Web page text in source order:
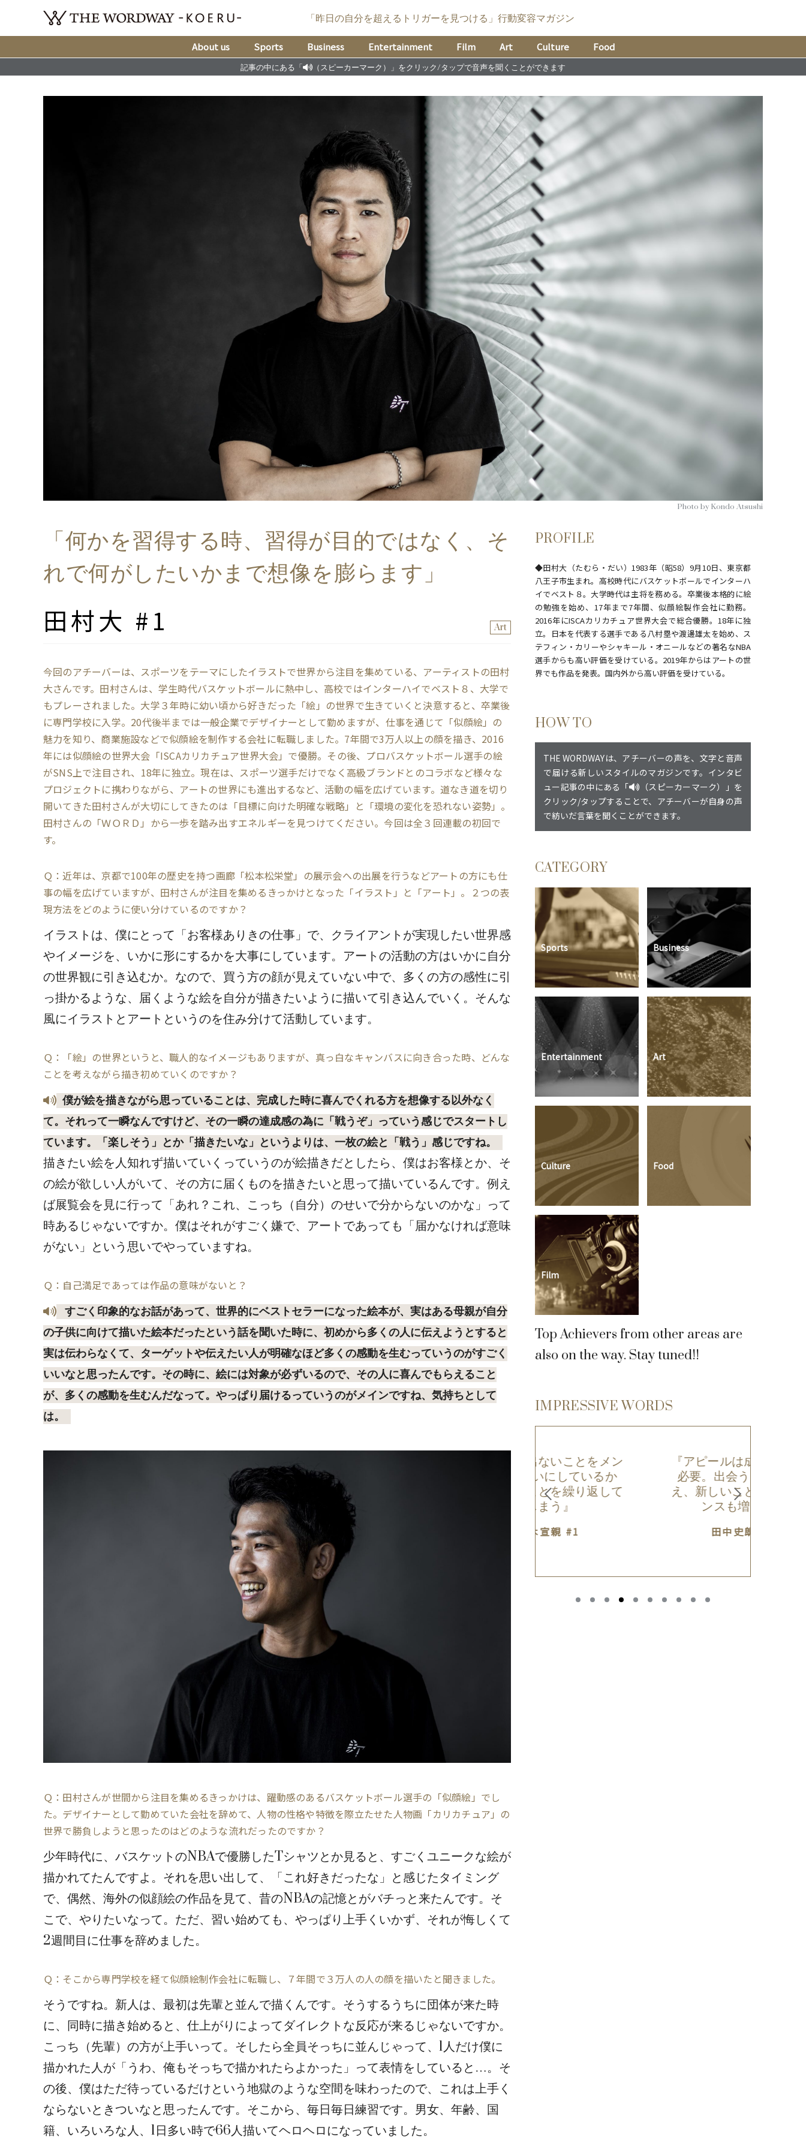
「昨日の自分を超えるトリガーを見つける」 行動変容マガジン
About us Sports Business Entertainment Film Art Culture Food
記事の中にある「 （スピーカーマーク）」をクリック/タップで音声を聞くことができます
Photo by Kondo Atsushi
「何かを習得する時、習得が目的ではなく、そ
れで何がしたいかまで想像を膨らます」
田村大 #1 Art
今回のアチーバーは、スポーツをテーマにしたイラストで世界から注目を集めている、アーティストの田村
大さんです。田村さんは、学生時代バスケットボールに熱中し、高校ではインターハイでベスト８、大学で
もプレーされました。大学３年時に幼い頃から好きだった「絵」の世界で生きていくと決意すると、卒業後
に専門学校に入学。20代後半までは一般企業でデザイナーとして勤めますが、仕事を通じて「似顔絵」の
魅力を知り、商業施設などで似顔絵を制作する会社に転職しました。7年間で3万人以上の顔を描き、2016
年には似顔絵の世界大会「ISCAカリカチュア世界大会」で優勝。その後、プロバスケットボール選手の絵
がSNS上で注目され、18年に独立。現在は、スポーツ選手だけでなく高級ブランドとのコラボなど様々な
プロジェクトに携わりながら、アートの世界にも進出するなど、活動の幅を広げています。道なき道を切り
開いてきた田村さんが大切にしてきたのは「目標に向けた明確な戦略」と「環境の変化を恐れない姿勢」。
田村さんの「ＷＯＲＤ」から一歩を踏み出すエネルギーを見つけてください。今回は全３回連載の初回で
す。
Ｑ：近年は、京都で100年の歴史を持つ画廊「松本松栄堂」の展示会への出展を行うなどアートの方にも仕
事の幅を広げていますが、田村さんが注目を集めるきっかけとなった「イラスト」と「アート」。２つの表
現方法をどのように使い分けているのですか？
イラストは、僕にとって「お客様ありきの仕事」で、クライアントが実現したい世界感
やイメージを、いかに形にするかを大事にしています。アートの活動の方はいかに自分
の世界観に引き込むか。なので、買う方の顔が見えていない中で、多くの方の感性に引
っ掛かるような、届くような絵を自分が描きたいように描いて引き込んでいく。そんな
風にイラストとアートというのを住み分けて活動しています。
Ｑ：「絵」の世界というと、職人的なイメージもありますが、真っ白なキャンバスに向き合った時、どんな
ことを考えながら描き初めていくのですか？
僕が絵を描きながら思っていることは、完成した時に喜んでくれる方を想像する以外なく
て。それって一瞬なんですけど、その一瞬の達成感の為に「戦うぞ」っていう感じでスタートし
ています。「楽しそう」とか「描きたいな」というよりは、一枚の絵と「戦う」感じですね。
描きたい絵を人知れず描いていくっていうのが絵描きだとしたら、僕はお客様とか、そ
の絵が欲しい人がいて、その方に届くものを描きたいと思って描いているんです。例え
ば展覧会を見に行って「あれ？これ、こっち（自分）のせいで分からないのかな」って
時あるじゃないですか。僕はそれがすごく嫌で、アートであっても「届かなければ意味
がない」という思いでやっていますね。
Ｑ：自己満足であっては作品の意味がないと？
すごく印象的なお話があって、世界的にベストセラーになった絵本が、実はある母親が自分
の子供に向けて描いた絵本だったという話を聞いた時に、初めから多くの人に伝えようとすると
実は伝わらなくて、ターゲットや伝えたい人が明確なほど多くの感動を生むっていうのがすごく
いいなと思ったんです。その時に、絵には対象が必ずいるので、その人に喜んでもらえること
が、多くの感動を生むんだなって。やっぱり届けるっていうのがメインですね、気持ちとして
は。
Ｑ：田村さんが世間から注目を集めるきっかけは、躍動感のあるバスケットボール選手の「似顔絵」でし
た。デザイナーとして勤めていた会社を辞めて、人物の性格や特徴を際立たせた人物画「カリカチュア」の
世界で勝負しようと思ったのはどのような流れだったのですか？
少年時代に、バスケットのNBAで優勝したTシャツとか見ると、すごくユニークな絵が
描かれてたんですよ。それを思い出して、「これ好きだったな」と感じたタイミング
で、偶然、海外の似顔絵の作品を見て、昔のNBAの記憶とがバチっと来たんです。そ
こで、やりたいなって。ただ、習い始めても、やっぱり上手くいかず、それが悔しくて
2週間目に仕事を辞めました。
Ｑ：そこから専門学校を経て似顔絵制作会社に転職し、７年間で３万人の人の顔を描いたと聞きました。
そうですね。新人は、最初は先輩と並んで描くんです。そうするうちに団体が来た時
に、同時に描き始めると、仕上がりによってダイレクトな反応が来るじゃないですか。
こっち（先輩）の方が上手いって。そしたら全員そっちに並んじゃって、1人だけ僕に
描かれた人が「うわ、俺もそっちで描かれたらよかった」って表情をしていると…。そ
の後、僕はただ待っているだけという地獄のような空間を味わったので、これは上手く
ならないときついなと思ったんです。そこから、毎日毎日練習です。男女、年齢、国
籍、いろいろな人、1日多い時で66人描いてヘロヘロになっていました。
PROFILE
◆田村大（たむら・だい）1983年（昭58）9月10日、東京都
八王子市生まれ。高校時代にバスケットボールでインターハ
イでベスト８。大学時代は主将を務める。卒業後本格的に絵
の勉強を始め、17年まで7年間、似顔絵製作会社に勤務。
2016年にISCAカリカチュア世界大会で総合優勝。18年に独
立。日本を代表する選手である八村塁や渡邊雄太を始め、ス
テフィン・カリーやシャキール・オニールなどの著名なNBA
選手からも高い評価を受けている。2019年からはアートの世
界でも作品を発表。国内外から高い評価を受けている。
HOW TO
THE WORDWAYは、アチーバーの声を、文字と音声
で届ける新しいスタイルのマガジンです。インタビ
ュー記事の中にある「
（スピーカーマーク）」を
クリック/タップすることで、アチーバーが自身の声
で紡いだ言葉を聞くことができます。
CATEGORY
Sports Business
Entertainment Art
Culture Food
Film
Top Achievers from other areas are
also on the way. Stay tuned!!
IMPRESSIVE WORDS
『「取り組み方」と「考え
方」が1日の流れを決める。
それが１年、２年後につな
がっていく』
青木宣親 #2
『アピールは成長のために
必要。出会う人の数が増
え、新しいことを知るチャ